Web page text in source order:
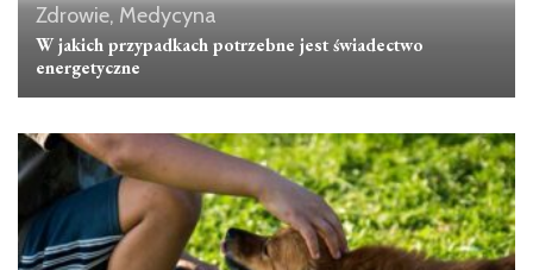
Zdrowie, Medycyna
W jakich przypadkach potrzebne jest świadectwo
energetyczne